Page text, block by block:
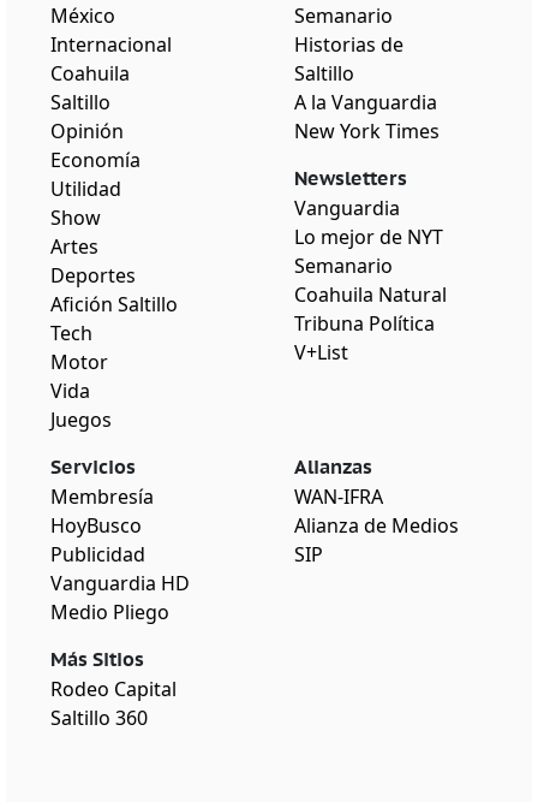
México
Internacional
Coahuila
Saltillo
Opinión
Economía
Utilidad
Show
Artes
Deportes
Afición Saltillo
Tech
Motor
Vida
Juegos
Semanario
Historias de
Saltillo
A la Vanguardia
New York Times
Newsletters
Vanguardia
Lo mejor de NYT
Semanario
Coahuila Natural
Tribuna Política
V+List
Servicios
Membresía
HoyBusco
Publicidad
Vanguardia HD
Medio Pliego
Más Sitios
Rodeo Capital
Saltillo 360
Alianzas
WAN-IFRA
Alianza de Medios
SIP